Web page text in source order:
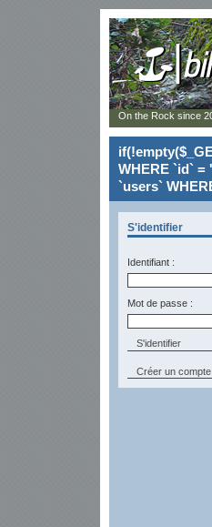
WHERE `id` =
`users`
S'identifier
Identifiant :
Mot de passe :
Créer un compte
On the Rock since